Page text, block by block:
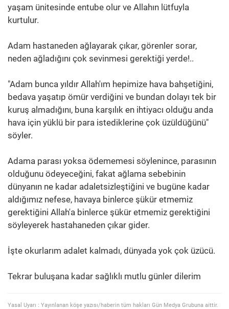
yaşam ünitesinde entube olur ve Allahın lütfuyla
kurtulur.
Adam hastaneden ağlayarak çıkar, görenler sorar,
neden ağladığını çok sevinmesi gerektiği yerde!..
"Adam bunca yıldır Allah'ım hepimize hava bahşetiğini,
bedava yaşatıp ömür verdiğini ve bundan dolayı tek bir
kuruş almadığını, buna karşılık en ihtiyacı olduğu anda
hava için yüklü bir para istediklerine çok üzüldüğünü"
söyler.
Adama parası yoksa ödememesi söylenince, parasının
olduğunu ödeyeceğini, fakat ağlama sebebinin
dünyanın ne kadar adaletsizleştiğini ve bugüne kadar
aldığımız nefese, havaya binlerce şükür etmemiz
gerektiğini Allah'a binlerce şükür etmemiz gerektiğini
söyleyerek hastahaneden çıkar gider.
İşte okurlarım adalet kalmadı, dünyada yok çok üzücü.
Tekrar buluşana kadar sağlıklı mutlu günler dilerim
Yasal Uyarı : Yayınlanan köşe yazısı/haberin tüm hakları Gün Medya Grubuna aittir.